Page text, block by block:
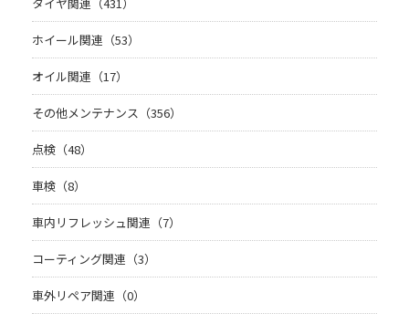
ホイール関連（53）
オイル関連（17）
その他メンテナンス（356）
点検（48）
車検（8）
車内リフレッシュ関連（7）
コーティング関連（3）
車外リペア関連（0）